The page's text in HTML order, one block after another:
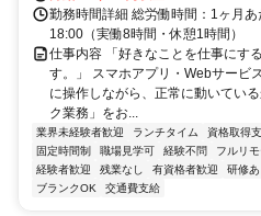
勤務時間詳細 総労働時間：1ヶ月
18:00（実働8時間・休憩1時間）
仕事内容 「好きなことを仕事にす
す。」 スマホアプリ・Webサービ
に操作しながら、正常に動いてい
ク業務」をお...
業界未経験者歓迎 ランチタイム 資格取得
固定時間制
職場見学可 経験不問 フルリモ
経験者歓迎
残業なし 有資格者歓迎 研修あ
ブランクOK
交通費支給